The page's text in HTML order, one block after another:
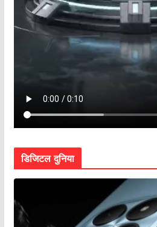
डिजिटल दुनिया